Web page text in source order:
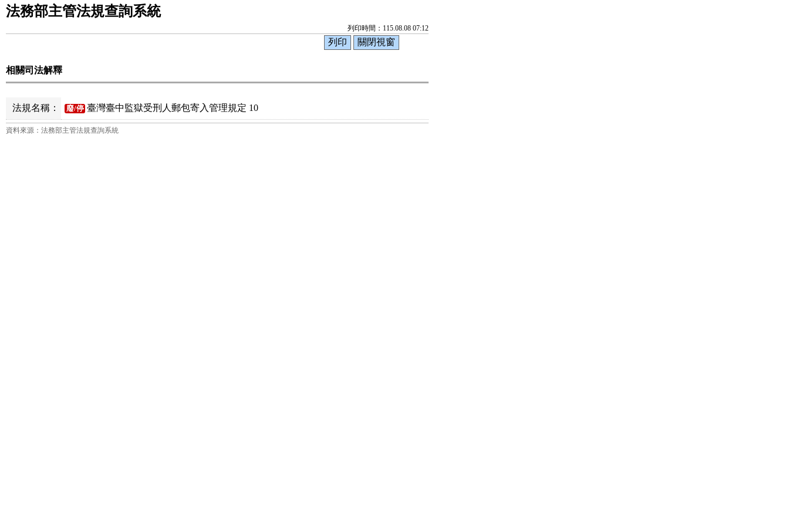
法務部主管法規查詢系統
列印時間：115.08.08 07:12
相關司法解釋
法規名稱： 廢/停 臺灣臺中監獄受刑人郵包寄入管理規定 10
資料來源：法務部主管法規查詢系統